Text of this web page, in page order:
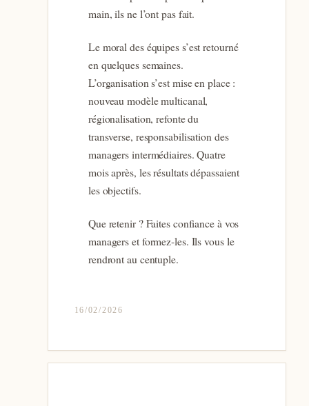
main, ils ne l’ont pas fait.
Le moral des équipes s’est retourné
en quelques semaines.
L’organisation s’est mise en place :
nouveau modèle multicanal,
régionalisation, refonte du
transverse, responsabilisation des
managers intermédiaires. Quatre
mois après, les résultats dépassaient
les objectifs.
Que retenir ? Faites confiance à vos
managers et formez-les. Ils vous le
rendront au centuple.
16/02/2026